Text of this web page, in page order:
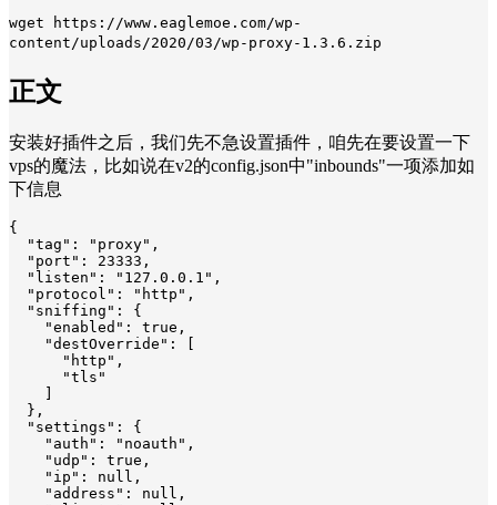
wget https://www.eaglemoe.com/wp-
content/uploads/2020/03/wp-proxy-1.3.6.zip
正文
安装好插件之后，我们先不急设置插件，咱先在要设置一下
vps的魔法，比如说在v2的config.json中"inbounds"一项添加如
下信息
{
  "tag": "proxy",
  "port": 23333,
  "listen": "127.0.0.1",
  "protocol": "http",
  "sniffing": {
    "enabled": true,
    "destOverride": [
      "http",
      "tls"
  },
  "settings": {
    "auth": "noauth",
    "udp": true,
    "ip": null,
    "address": null,